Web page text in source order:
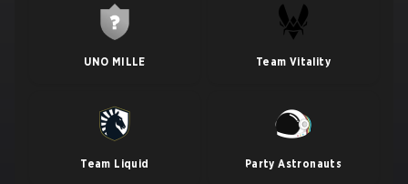
UNO MILLE Team Vitality
Team Liquid Party Astronauts